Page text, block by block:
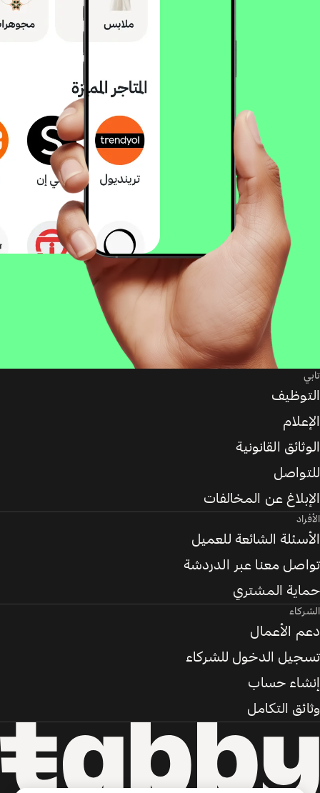
تابي
التوظيف
الإعلام
الوثائق القانونية
للتواصل
الإبلاغ عن المخالفات
الأفراد
الأسئلة الشائعة للعميل
تواصل معنا عبر الدردشة
حماية المشتري
الشركاء
دعم الأعمال
تسجيل الدخول للشركاء
إنشاء حساب
وثائق التكامل